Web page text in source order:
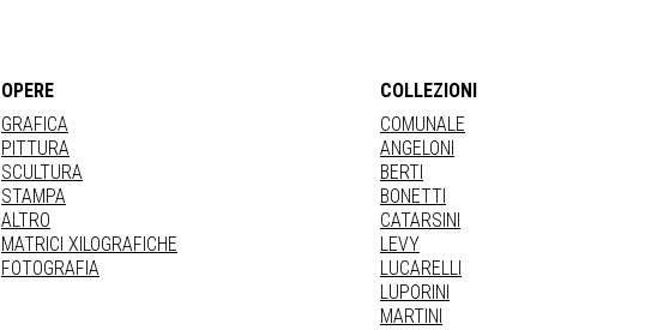
OPERE
GRAFICA
PITTURA
SCULTURA
STAMPA
ALTRO
MATRICI XILOGRAFICHE
FOTOGRAFIA
COLLEZIONI
COMUNALE
ANGELONI
BERTI
BONETTI
CATARSINI
LEVY
LUCARELLI
LUPORINI
MARTINI